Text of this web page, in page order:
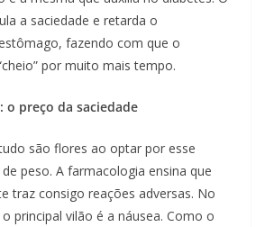
a saciedade e retarda o
fazendo com que o
por muito mais tempo.
o preço da saciedade
são flores ao optar por esse
peso. A farmacologia ensina que
traz consigo reações adversas. No
principal vilão é a náusea. Como o